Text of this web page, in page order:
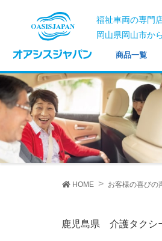
福祉車両の専門
岡山県岡山市か
商品一覧
HOME お客様の喜びの
鹿児島県 介護タクシ